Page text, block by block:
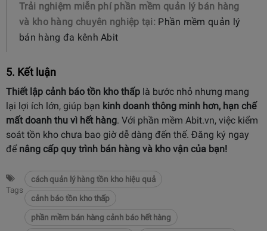
Trải nghiệm miễn phí phần mềm quản lý bán hàng
và kho hàng chuyên nghiệp tại: Phần mềm quản lý
bán hàng đa kênh Abit
5. Kết luận
Thiết lập cảnh báo tồn kho thấp là bước nhỏ nhưng mang
lại lợi ích lớn, giúp bạn kinh doanh thông minh hơn, hạn chế
mất doanh thu vì hết hàng. Với phần mềm Abit.vn, việc kiểm
soát tồn kho chưa bao giờ dễ dàng đến thế. Đăng ký ngay
để nâng cấp quy trình bán hàng và kho vận của bạn!
Tags
cách quản lý hàng tồn kho hiệu quả
cảnh báo tồn kho thấp
phần mềm bán hàng cảnh báo hết hàng